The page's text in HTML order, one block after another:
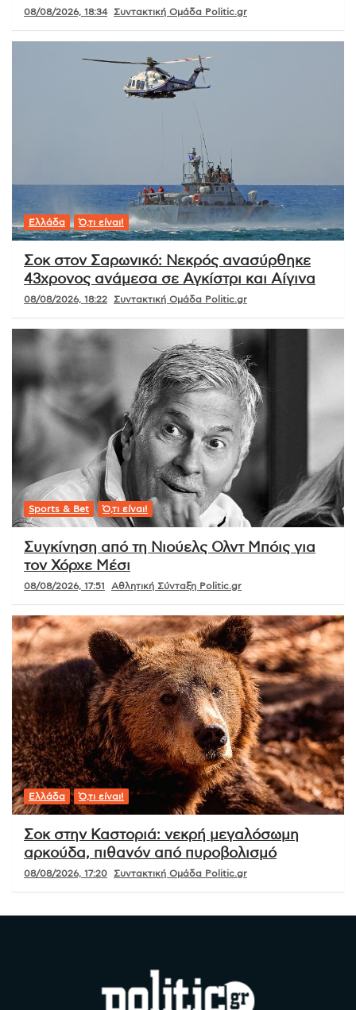
08/08/2026, 18:34 Συντακτική Ομάδα Politic.gr
Ελλάδα Ό,τι είναι!
Σοκ στον Σαρωνικό: Νεκρός ανασύρθηκε
43χρονος ανάμεσα σε Αγκίστρι και Αίγινα
08/08/2026, 18:22 Συντακτική Ομάδα Politic.gr
Sports & Bet Ό,τι είναι!
Συγκίνηση από τη Νιούελς Ολντ Μπόις για
τον Χόρχε Μέσι
08/08/2026, 17:51 Αθλητική Σύνταξη Politic.gr
Ελλάδα Ό,τι είναι!
Σοκ στην Καστοριά: νεκρή μεγαλόσωμη
αρκούδα, πιθανόν από πυροβολισμό
08/08/2026, 17:20 Συντακτική Ομάδα Politic.gr